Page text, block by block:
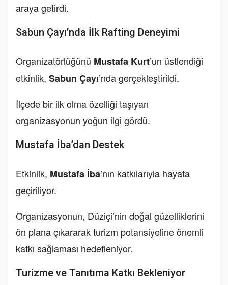
araya getirdi.
Sabun Çayı’nda İlk Rafting Deneyimi
Organizatörlüğünü Mustafa Kurt’un üstlendiği
etkinlik, Sabun Çayı’nda gerçekleştirildi.
İlçede bir ilk olma özelliği taşıyan
organizasyonun yoğun ilgi gördü.
Mustafa İba’dan Destek
Etkinlik, Mustafa İba’nın katkılarıyla hayata
geçiriliyor.
Organizasyonun, Düziçi’nin doğal güzelliklerini
ön plana çıkararak turizm potansiyeline önemli
katkı sağlaması hedefleniyor.
Turizme ve Tanıtıma Katkı Bekleniyor